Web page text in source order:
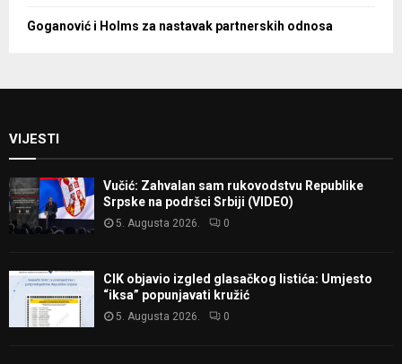
Goganović i Holms za nastavak partnerskih odnosa
VIJESTI
Vučić: Zahvalan sam rukovodstvu Republike
Srpske na podršci Srbiji (VIDEO)
5. Augusta 2026. 0
CIK objavio izgled glasačkog listića: Umjesto
“iksa” popunjavati kružić
5. Augusta 2026. 0